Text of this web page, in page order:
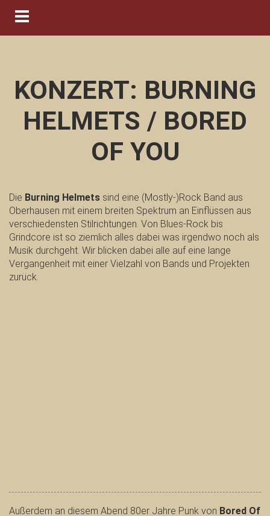
Navigation ein-/ausblenden
KONZERT: BURNING
HELMETS / BORED
OF YOU
Die Burning Helmets sind eine (Mostly-)Rock Band aus
Oberhausen mit einem breiten Spektrum an Einflüssen aus
verschiedensten Stilrichtungen. Von Blues-Rock bis
Grindcore ist so ziemlich alles dabei was irgendwo noch als
Musik durchgeht. Wir blicken dabei alle auf eine lange
Vergangenheit mit einer Vielzahl von Bands und Projekten
zurück.
Außerdem an diesem Abend 80er Jahre Punk von Bored Of